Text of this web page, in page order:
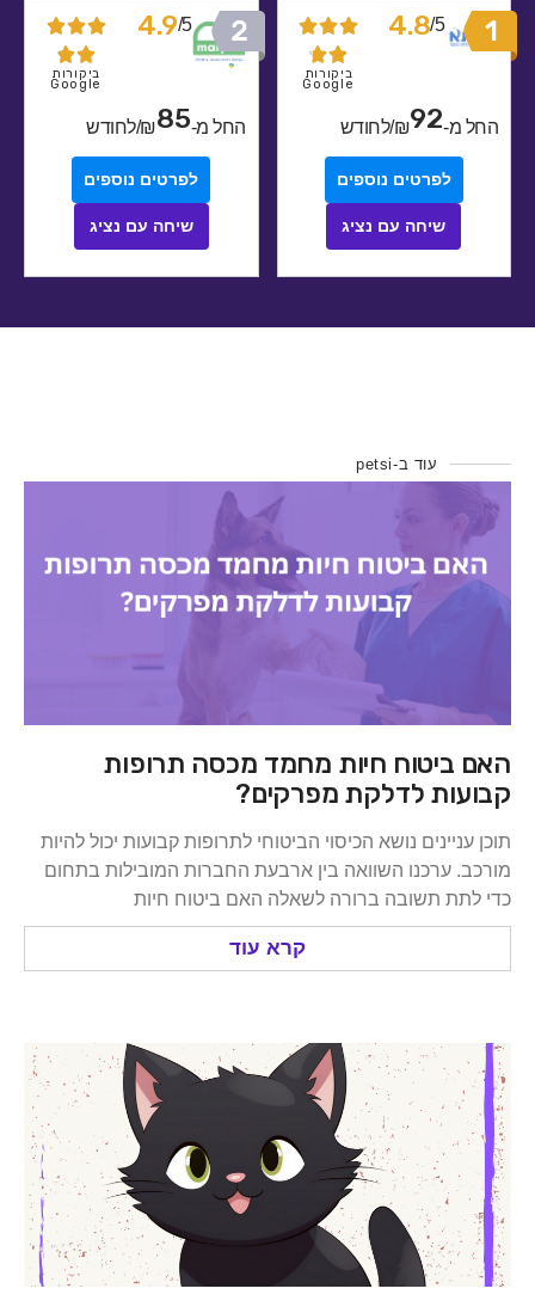
4.8



92₪/לחודש
לפרטים נוספים
שיחה עם נציג
4.9


85₪/לחודש
לפרטים נוספים
שיחה עם נציג
עוד ב-petsi
חיות מחמד מכסה תרופות
לדלקת מפרקים?
נושא הכיסוי הביטוחי לתרופות קבועות יכול להיות
ערכנו השוואה בין ארבעת החברות המובילות בתחום
תשובה ברורה לשאלה האם ביטוח חיות
קרא עוד